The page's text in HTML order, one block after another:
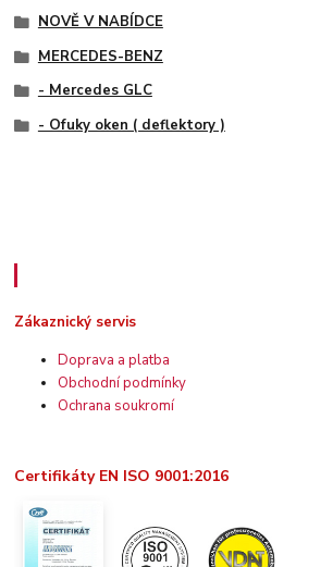
NOVĚ V NABÍDCE
MERCEDES-BENZ
- Mercedes GLC
- Ofuky oken ( deflektory )
Zákaznický servis
Doprava a platba
Obchodní podmínky
Ochrana soukromí
Certifikáty EN ISO 9001:2016